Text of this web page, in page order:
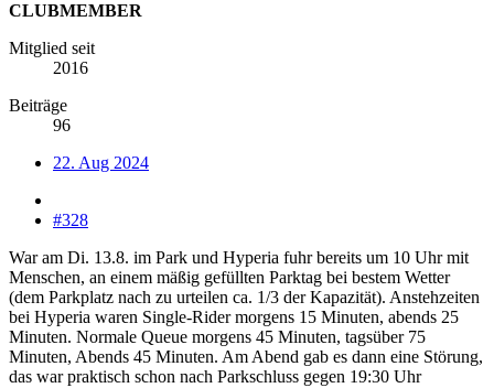
CLUBMEMBER
Mitglied seit
2016
Beiträge
96
22. Aug 2024
#328
War am Di. 13.8. im Park und Hyperia fuhr bereits um 10 Uhr mit
Menschen, an einem mäßig gefüllten Parktag bei bestem Wetter
(dem Parkplatz nach zu urteilen ca. 1/3 der Kapazität). Anstehzeiten
bei Hyperia waren Single-Rider morgens 15 Minuten, abends 25
Minuten. Normale Queue morgens 45 Minuten, tagsüber 75
Minuten, Abends 45 Minuten. Am Abend gab es dann eine Störung,
das war praktisch schon nach Parkschluss gegen 19:30 Uhr